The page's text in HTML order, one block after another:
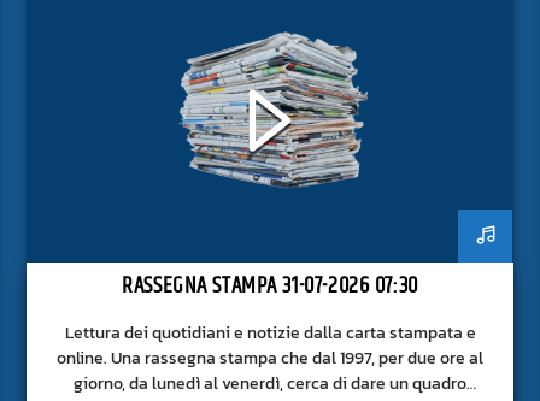
RASSEGNA STAMPA 31-07-2026 07:30
Lettura dei quotidiani e notizie dalla carta stampata e
online. Una rassegna stampa che dal 1997, per due ore al
giorno, da lunedì al venerdì, cerca di dare un quadro